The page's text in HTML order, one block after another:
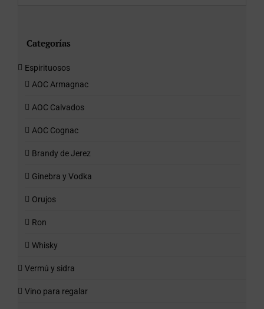
Categorías
Espirituosos
AOC Armagnac
AOC Calvados
AOC Cognac
Brandy de Jerez
Ginebra y Vodka
Orujos
Ron
Whisky
Vermú y sidra
Vino para regalar